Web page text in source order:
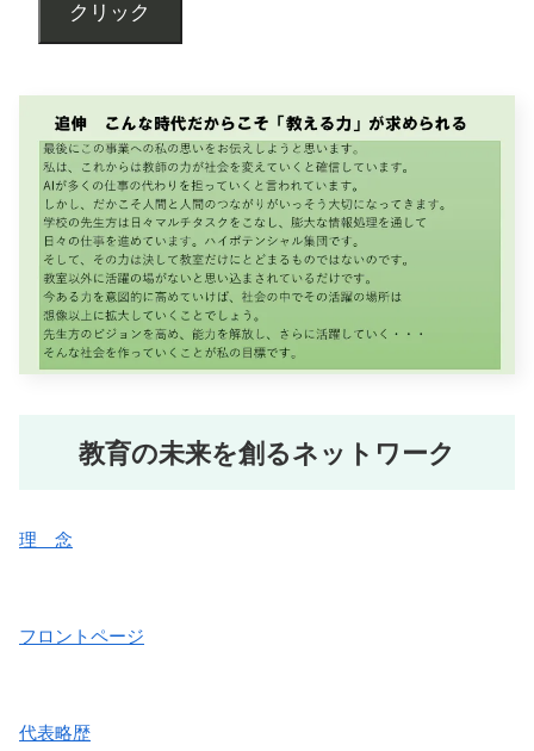
クリック
教育の未来を創るネットワーク
理 念
フロントページ
代表略歴